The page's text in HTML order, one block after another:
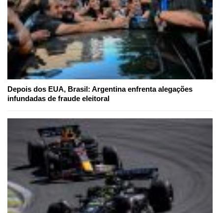
Depois dos EUA, Brasil: Argentina enfrenta alegações
infundadas de fraude eleitoral